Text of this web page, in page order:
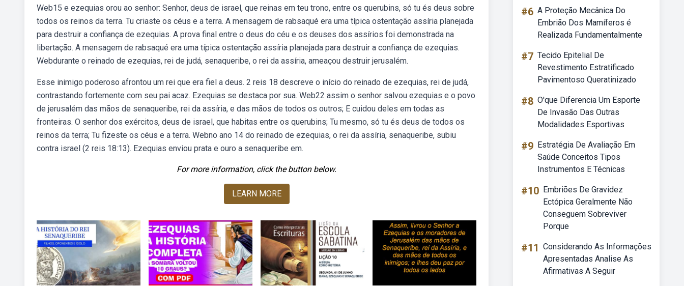
Web15 e ezequias orou ao senhor: Senhor, deus de israel, que reinas em teu trono, entre os querubins, só tu és deus sobre
todos os reinos da terra. Tu criaste os céus e a terra. A mensagem de rabsaqué era uma típica ostentação assíria planejada
para destruir a confiança de ezequias. A prova final entre o deus do céu e os deuses dos assírios foi demonstrada na
libertação. A mensagem de rabsaqué era uma típica ostentação assíria planejada para destruir a confiança de ezequias.
Webdurante o reinado de ezequias, rei de judá, senaqueribe, o rei da assíria, ameaçou destruir jerusalém.
Esse inimigo poderoso afrontou um rei que era fiel a deus. 2 reis 18 descreve o início do reinado de ezequias, rei de judá,
contrastando fortemente com seu pai acaz. Ezequias se destaca por sua. Web22 assim o senhor salvou ezequias e o povo
de jerusalém das mãos de senaqueribe, rei da assíria, e das mãos de todos os outros; E cuidou deles em todas as
fronteiras. O senhor dos exércitos, deus de israel, que habitas entre os querubins; Tu mesmo, só tu és deus de todos os
reinos da terra; Tu fizeste os céus e a terra. Webno ano 14 do reinado de ezequias, o rei da assíria, senaqueribe, subiu
contra israel (2 reis 18:13). Ezequias enviou prata e ouro a senaqueribe em.
For more information, click the button below.
LEARN MORE
#6 A Proteção Mecânica Do
Embrião Dos Mamíferos é
Realizada Fundamentalmente
#7 Tecido Epitelial De
Revestimento Estratificado
Pavimentoso Queratinizado
#8 O'que Diferencia Um Esporte
De Invasão Das Outras
Modalidades Esportivas
#9 Estratégia De Avaliação Em
Saúde Conceitos Tipos
Instrumentos E Técnicas
#10 Embriões De Gravidez
Ectópica Geralmente Não
Conseguem Sobreviver
Porque
#11 Considerando As Informações
Apresentadas Analise As
Afirmativas A Seguir